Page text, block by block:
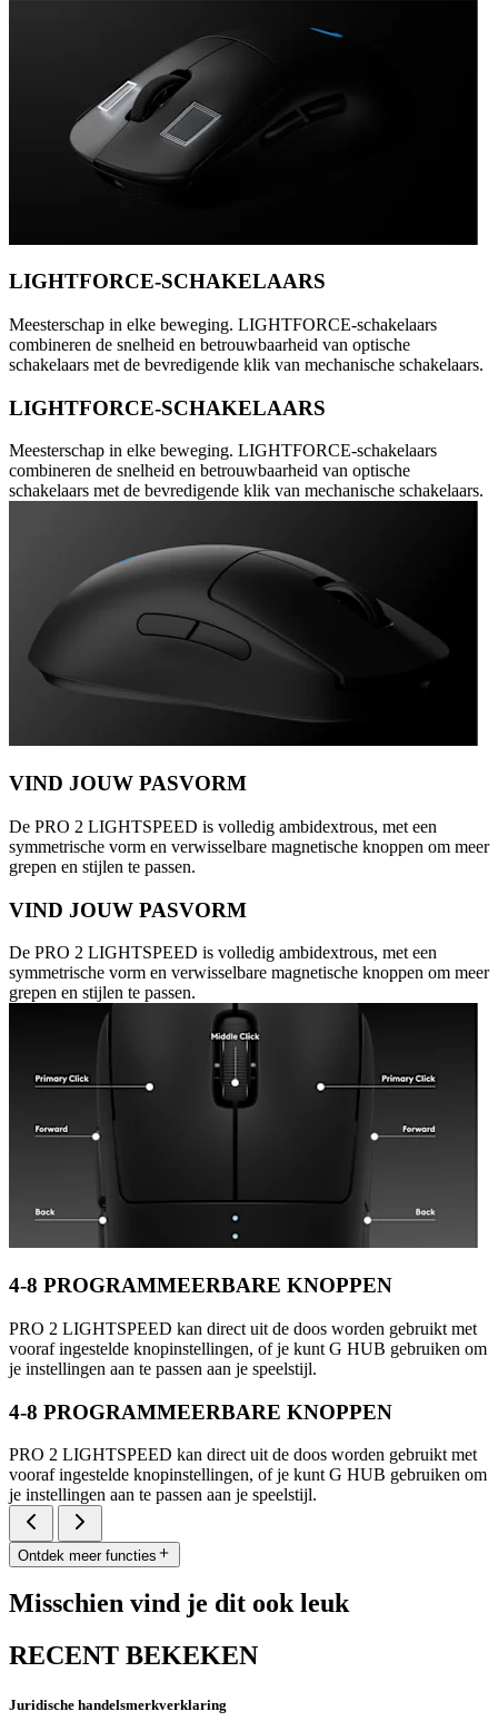
LIGHTFORCE-SCHAKELAARS
Meesterschap in elke beweging. LIGHTFORCE-schakelaars
combineren de snelheid en betrouwbaarheid van optische
schakelaars met de bevredigende klik van mechanische schakelaars.
LIGHTFORCE-SCHAKELAARS
Meesterschap in elke beweging. LIGHTFORCE-schakelaars
combineren de snelheid en betrouwbaarheid van optische
schakelaars met de bevredigende klik van mechanische schakelaars.
VIND JOUW PASVORM
De PRO 2 LIGHTSPEED is volledig ambidextrous, met een
symmetrische vorm en verwisselbare magnetische knoppen om meer
grepen en stijlen te passen.
VIND JOUW PASVORM
De PRO 2 LIGHTSPEED is volledig ambidextrous, met een
symmetrische vorm en verwisselbare magnetische knoppen om meer
grepen en stijlen te passen.
4-8 PROGRAMMEERBARE KNOPPEN
PRO 2 LIGHTSPEED kan direct uit de doos worden gebruikt met
vooraf ingestelde knopinstellingen, of je kunt G HUB gebruiken om
je instellingen aan te passen aan je speelstijl.
4-8 PROGRAMMEERBARE KNOPPEN
PRO 2 LIGHTSPEED kan direct uit de doos worden gebruikt met
vooraf ingestelde knopinstellingen, of je kunt G HUB gebruiken om
je instellingen aan te passen aan je speelstijl.
Ontdek meer functies
Misschien vind je dit ook leuk
RECENT BEKEKEN
Juridische handelsmerkverklaring